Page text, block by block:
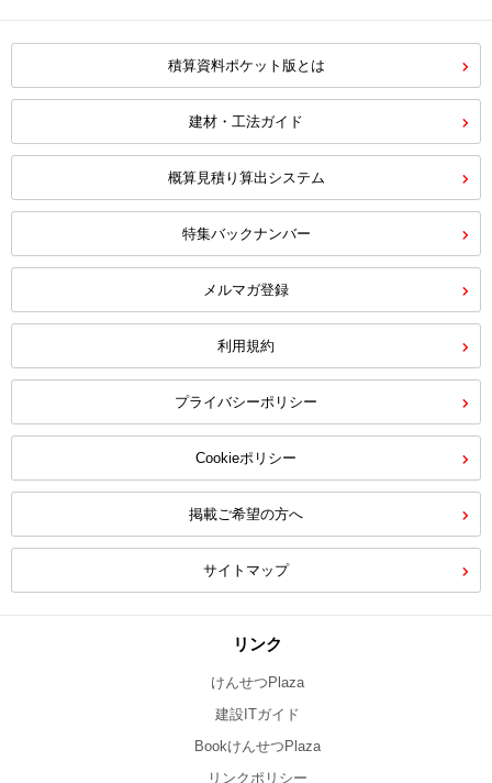
積算資料ポケット版とは
建材・工法ガイド
概算見積り算出システム
特集バックナンバー
メルマガ登録
利用規約
プライバシーポリシー
Cookieポリシー
掲載ご希望の方へ
サイトマップ
リンク
けんせつPlaza
建設ITガイド
BookけんせつPlaza
リンクポリシー